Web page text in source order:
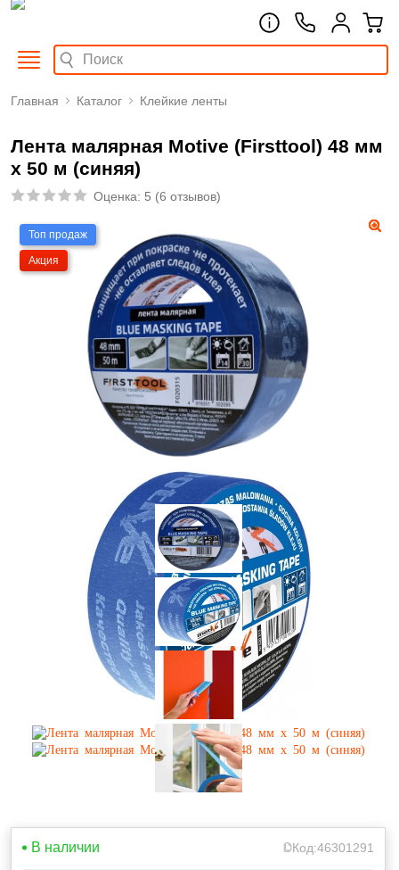
Главная Каталог Клейкие ленты
Лента малярная Motive (Firsttool) 48 мм
х 50 м (синяя)
Оценка: 5 (6 отзывов)
Топ продаж
Акция
В наличии Код:46301291